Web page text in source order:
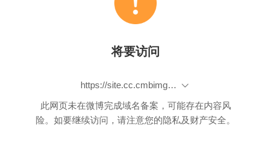
将要访问
https://site.cc.cmbimg.com/cmblife/download/HKJ07.html
此网页未在微博完成域名备案，可能存在内容风
险。如要继续访问，请注意您的隐私及财产安全。